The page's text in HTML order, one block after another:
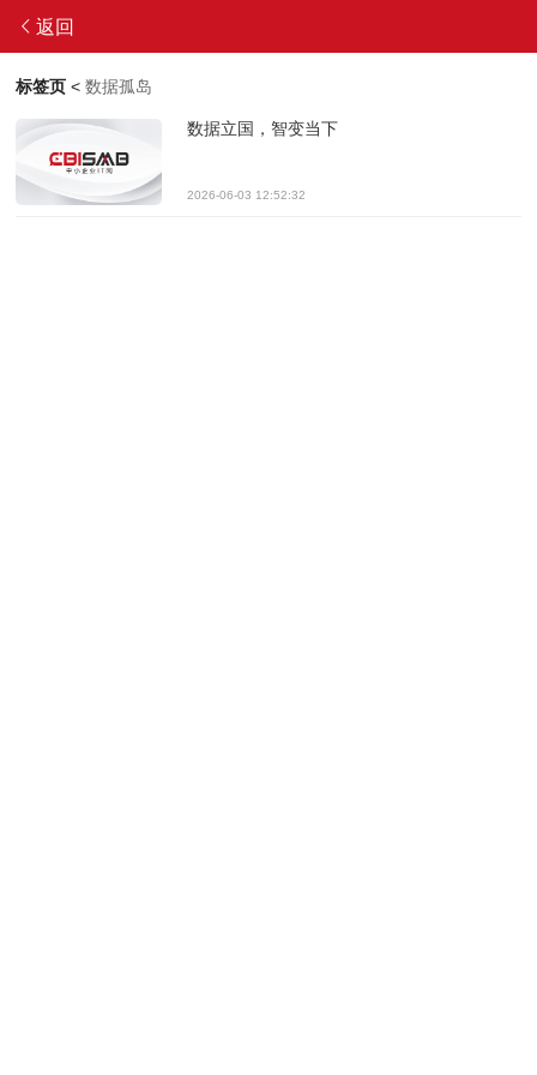
返回
标签页 <数据孤岛
数据立国，智变当下
2026-06-03 12:52:32